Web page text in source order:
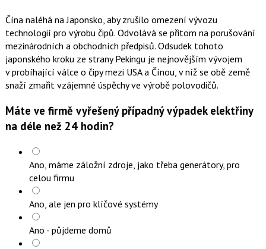
Čína naléhá na Japonsko, aby zrušilo omezení vývozu
technologií pro výrobu čipů. Odvolává se přitom na porušování
mezinárodních a obchodních předpisů. Odsudek tohoto
japonského kroku ze strany Pekingu je nejnovějším vývojem
v probíhající válce o čipy mezi USA a Čínou, v níž se obě země
snaží zmařit vzájemné úspěchy ve výrobě polovodičů.
Máte ve firmě vyřešený případný výpadek elektřiny
na déle než 24 hodin?
Ano, máme záložní zdroje, jako třeba generátory, pro
celou firmu
Ano, ale jen pro klíčové systémy
Ano - půjdeme domů